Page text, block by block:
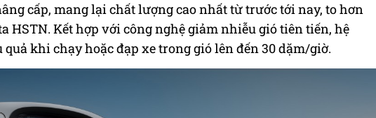
cấp, mang lại chất lượng cao nhất từ trước tới nay, to hơn
HSTN. Kết hợp với công nghệ giảm nhiễu gió tiên tiến, hệ
khi chạy hoặc đạp xe trong gió lên đến 30 dặm/giờ.